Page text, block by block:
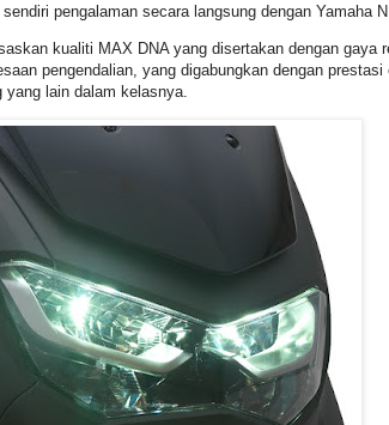
pengalaman secara langsung dengan Yamaha
kualiti MAX DNA yang disertakan dengan gaya
pengendalian, yang digabungkan dengan prestasi
yang lain dalam kelasnya.